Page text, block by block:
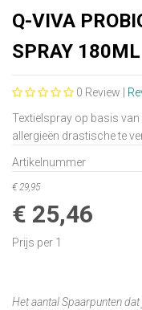
Q-VIVA
SPRAY 180ML
0 Review |
Textielspray op basis
allergieën drastische te
Artikelnummer
€ 29,95
€ 25,46
Prijs per 1
Het aantal Spaarpunten